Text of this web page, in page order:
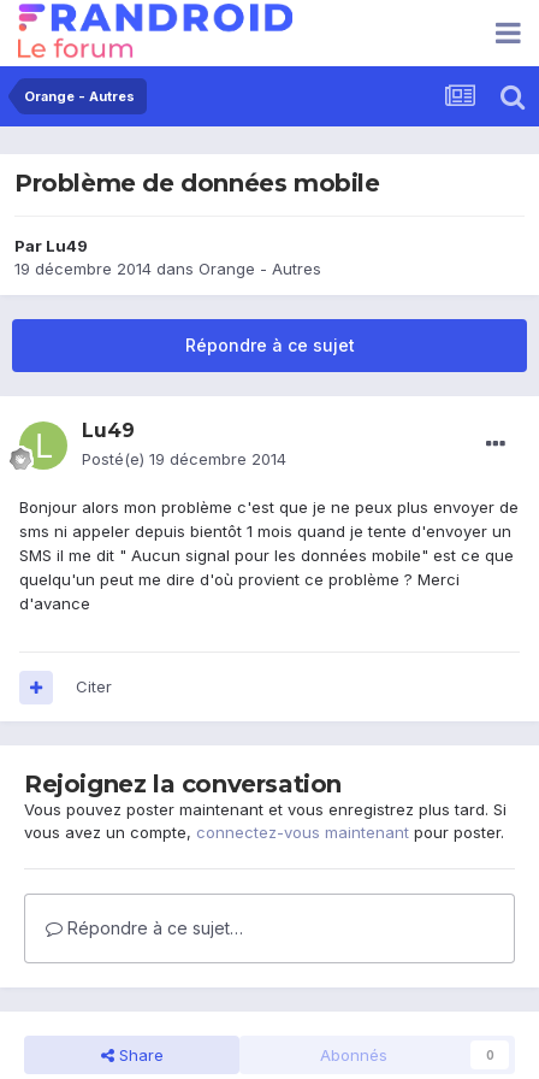
Orange - Autres
Problème de données mobile
Par Lu49
19 décembre 2014 dans Orange - Autres
Répondre à ce sujet
Lu49
Posté(e) 19 décembre 2014
Bonjour alors mon problème c'est que je ne peux plus envoyer de
sms ni appeler depuis bientôt 1 mois quand je tente d'envoyer un
SMS il me dit " Aucun signal pour les données mobile" est ce que
quelqu'un peut me dire d'où provient ce problème ? Merci
d'avance
Citer
Rejoignez la conversation
Vous pouvez poster maintenant et vous enregistrez plus tard. Si
vous avez un compte, connectez-vous maintenant pour poster.
Répondre à ce sujet…
Share Abonnés 0